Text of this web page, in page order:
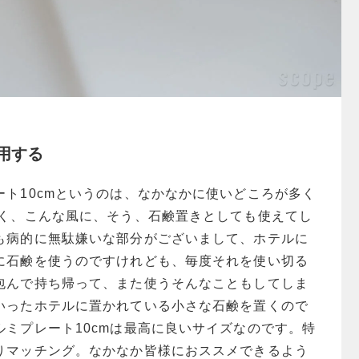
する
10cmというのは、なかなかに使いどころが多く
、こんな風に、そう、石鹸置きとしても使えてし
病的に無駄嫌いな部分がございまして、ホテルに
石鹸を使うのですけれども、毎度それを使い切る
で持ち帰って、また使うそんなこともしてしま
ったホテルに置かれている小さな石鹸を置くので
ミプレート10cmは最高に良いサイズなのです。特
ッチング。なかなか皆様におススメできるよう